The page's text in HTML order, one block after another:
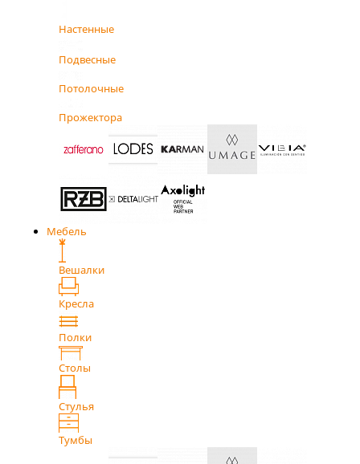
Настенные
Подвесные
Потолочные
Прожектора
Мебель
Вешалки
Кресла
Полки
Столы
Стулья
Тумбы